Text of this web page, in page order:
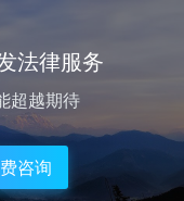
法律服务
超越期待
咨询